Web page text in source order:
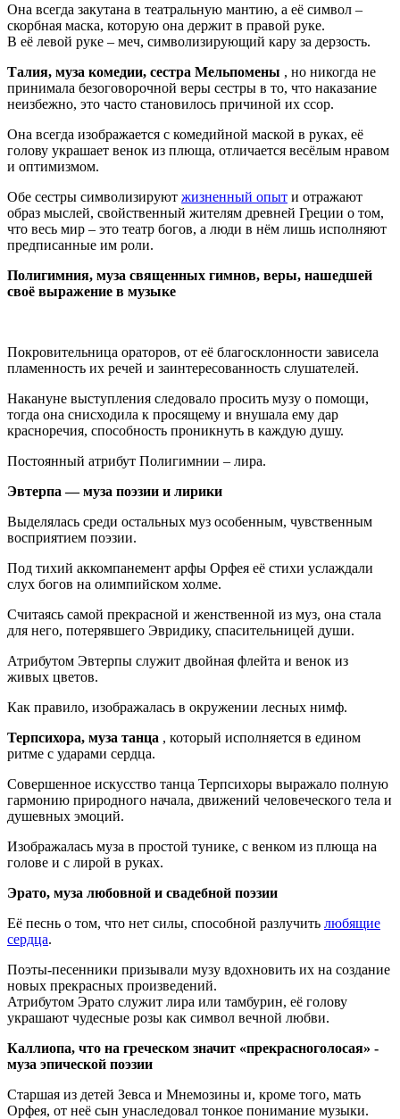
Она всегда закутана в театральную мантию, а её символ –
скорбная маска, которую она держит в правой руке.
В её левой руке – меч, символизирующий кару за дерзость.
Талия, муза комедии, сестра Мельпомены , но никогда не
принимала безоговорочной веры сестры в то, что наказание
неизбежно, это часто становилось причиной их ссор.
Она всегда изображается с комедийной маской в руках, её
голову украшает венок из плюща, отличается весёлым нравом
и оптимизмом.
Обе сестры символизируют жизненный опыт и отражают
образ мыслей, свойственный жителям древней Греции о том,
что весь мир – это театр богов, а люди в нём лишь исполняют
предписанные им роли.
Полигимния, муза священных гимнов, веры, нашедшей
своё выражение в музыке
Покровительница ораторов, от её благосклонности зависела
пламенность их речей и заинтересованность слушателей.
Накануне выступления следовало просить музу о помощи,
тогда она снисходила к просящему и внушала ему дар
красноречия, способность проникнуть в каждую душу.
Постоянный атрибут Полигимнии – лира.
Эвтерпа — муза поэзии и лирики
Выделялась среди остальных муз особенным, чувственным
восприятием поэзии.
Под тихий аккомпанемент арфы Орфея её стихи услаждали
слух богов на олимпийском холме.
Считаясь самой прекрасной и женственной из муз, она стала
для него, потерявшего Эвридику, спасительницей души.
Атрибутом Эвтерпы служит двойная флейта и венок из
живых цветов.
Как правило, изображалась в окружении лесных нимф.
Терпсихора, муза танца , который исполняется в едином
ритме с ударами сердца.
Совершенное искусство танца Терпсихоры выражало полную
гармонию природного начала, движений человеческого тела и
душевных эмоций.
Изображалась муза в простой тунике, с венком из плюща на
голове и с лирой в руках.
Эрато, муза любовной и свадебной поэзии
Её песнь о том, что нет силы, способной разлучить любящие
сердца.
Поэты-песенники призывали музу вдохновить их на создание
новых прекрасных произведений.
Атрибутом Эрато служит лира или тамбурин, её голову
украшают чудесные розы как символ вечной любви.
Каллиопа, что на греческом значит «прекрасноголосая» -
муза эпической поэзии
Старшая из детей Зевса и Мнемозины и, кроме того, мать
Орфея, от неё сын унаследовал тонкое понимание музыки.